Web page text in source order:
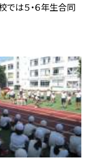
では５・６年生合同